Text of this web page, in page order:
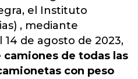
el Instituto
, mediante
14 de agosto de 2023,
de todas las
con peso